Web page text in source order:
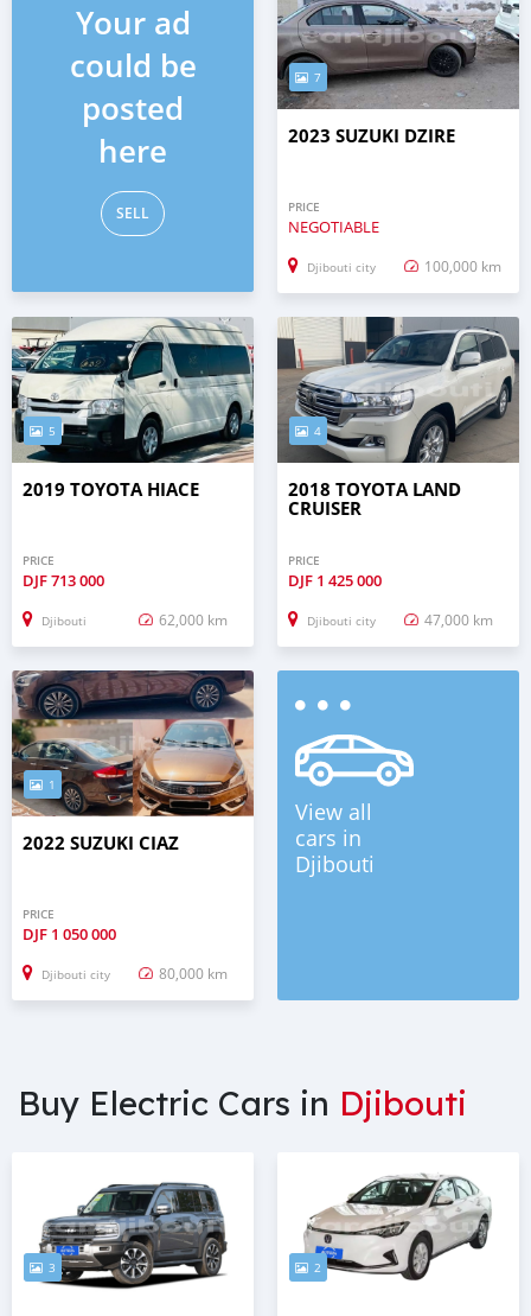
Your ad
could be
posted
here
SELL
7
2023 SUZUKI DZIRE
PRICE
NEGOTIABLE
Djibouti city 100,000 km
5
2019 TOYOTA HIACE
PRICE
DJF713 000
Djibouti 62,000 km
4
2018 TOYOTA LAND
CRUISER
PRICE
DJF 1 425 000
Djibouti city 47,000 km
1
2022 SUZUKI CIAZ
PRICE
DJF 1 050 000
Djibouti city 80,000 km
View all
cars in
Djibouti
Buy Electric Cars in Djibouti
3 2